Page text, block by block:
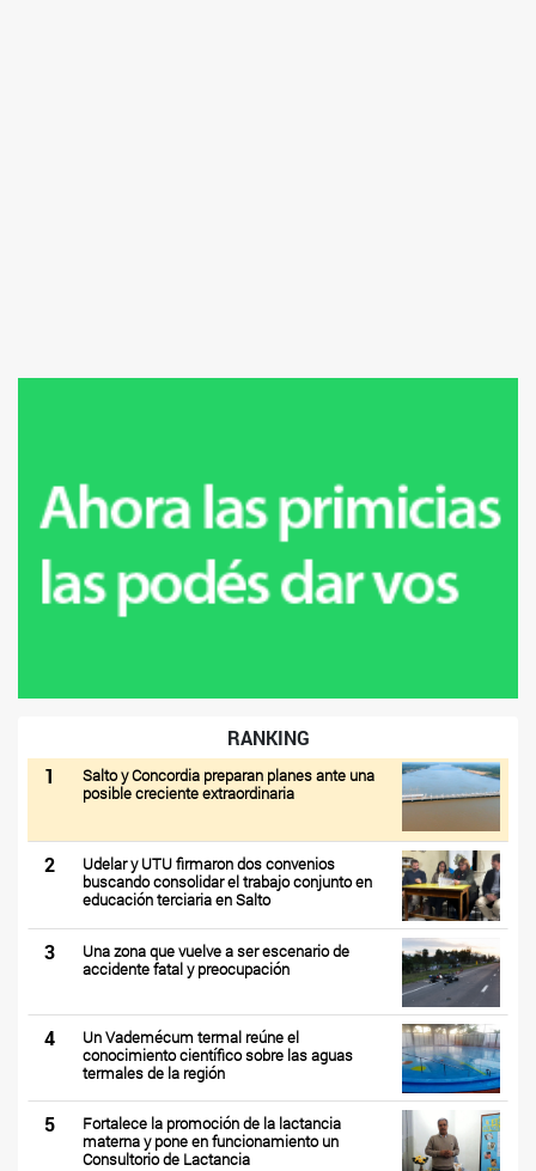
RANKING
1
Salto y Concordia preparan planes ante una
posible creciente extraordinaria
2
Udelar y UTU firmaron dos convenios
buscando consolidar el trabajo conjunto en
educación terciaria en Salto
3
Una zona que vuelve a ser escenario de
accidente fatal y preocupación
4
Un Vademécum termal reúne el
conocimiento científico sobre las aguas
termales de la región
5
Fortalece la promoción de la lactancia
materna y pone en funcionamiento un
Consultorio de Lactancia